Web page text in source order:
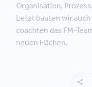
Organisation,
Letzt bauten wir
coachten das FM-
neuen Flächen.